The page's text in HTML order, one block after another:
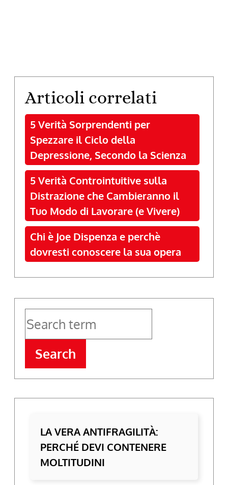
Articoli correlati
5 Verità Sorprendenti per
Spezzare il Ciclo della
Depressione, Secondo la Scienza
5 Verità Controintuitive sulla
Distrazione che Cambieranno il
Tuo Modo di Lavorare (e Vivere)
Chi è Joe Dispenza e perchè
dovresti conoscere la sua opera
Search
LA VERA ANTIFRAGILITÀ:
PERCHÉ DEVI CONTENERE
MOLTITUDINI